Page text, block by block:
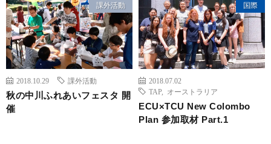
課外活動
2018.10.29 課外活動
秋の中川ふれあいフェスタ 開
催
国際
2018.07.02
TAP
オーストラリア
ECU×TCU New Colombo
Plan 参加取材 Part.1